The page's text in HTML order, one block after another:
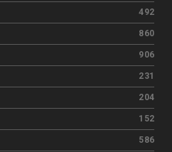
492
860
906
231
204
152
586